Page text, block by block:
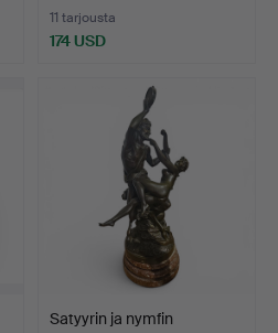
11 tarjousta
174 USD
Satyyrin ja nymfin